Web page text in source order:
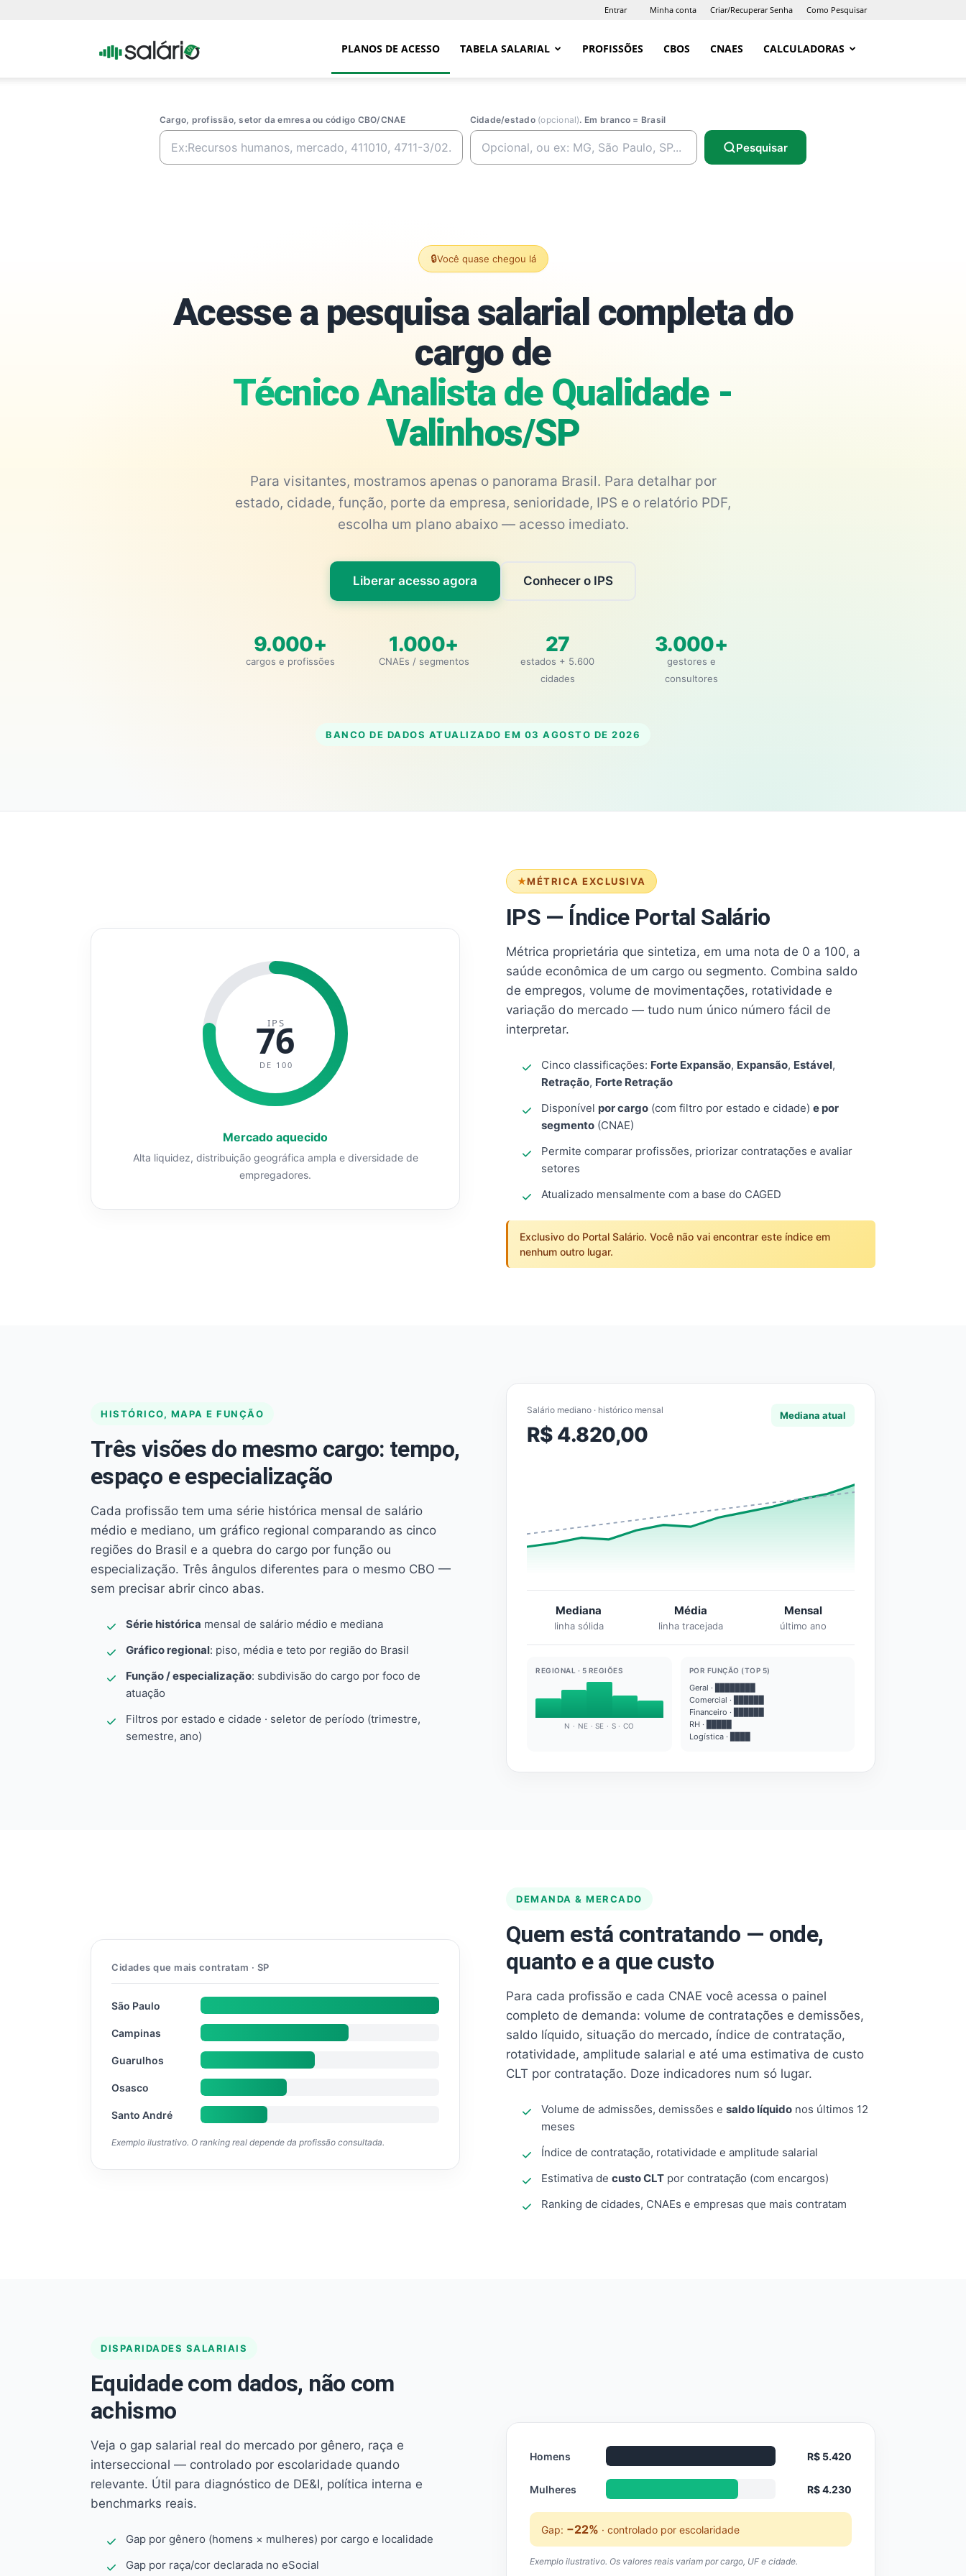
Entrar Minha conta Criar/Recuperar Senha Como Pesquisar
Portal PLANOS DE ACESSO TABELA SALARIAL PROFISSÕES CBOS CNAES CALCULADORAS
Cargo, profissão, setor da emresa ou código CBO/CNAE Cidade/estado (opcional). Em branco = Brasil
Pesquisar
🔒Você quase chegou lá
Acesse a pesquisa salarial completa do
cargo de
Técnico Analista de Qualidade -
Valinhos/SP
Para visitantes, mostramos apenas o panorama Brasil. Para detalhar por
estado, cidade, função, porte da empresa, senioridade, IPS e o relatório PDF,
escolha um plano abaixo — acesso imediato.
Liberar acesso agora Conhecer o IPS
9.000+
cargos e profissões
1.000+
CNAEs / segmentos
27
estados + 5.600
cidades
3.000+
gestores e
consultores
BANCO DE DADOS ATUALIZADO EM 03 AGOSTO DE 2026
MÉTRICA EXCLUSIVA
IPS — Índice Portal Salário
Métrica proprietária que sintetiza, em uma nota de 0 a 100, a
saúde econômica de um cargo ou segmento. Combina saldo
de empregos, volume de movimentações, rotatividade e
variação do mercado — tudo num único número fácil de
interpretar.
Cinco classificações: Forte Expansão, Expansão, Estável,
Retração, Forte Retração
Disponível por cargo (com filtro por estado e cidade) e por
segmento (CNAE)
Permite comparar profissões, priorizar contratações e avaliar
setores
Atualizado mensalmente com a base do CAGED
Exclusivo do Portal Salário. Você não vai encontrar este índice em
nenhum outro lugar.
IPS
76
DE 100
Mercado aquecido
Alta liquidez, distribuição geográfica ampla e diversidade de
empregadores.
HISTÓRICO, MAPA E FUNÇÃO
Três visões do mesmo cargo: tempo,
espaço e especialização
Cada profissão tem uma série histórica mensal de salário
médio e mediano, um gráfico regional comparando as cinco
regiões do Brasil e a quebra do cargo por função ou
especialização. Três ângulos diferentes para o mesmo CBO —
sem precisar abrir cinco abas.
Série histórica mensal de salário médio e mediana
Gráfico regional: piso, média e teto por região do Brasil
Função / especialização: subdivisão do cargo por foco de
atuação
Filtros por estado e cidade · seletor de período (trimestre,
semestre, ano)
Salário mediano · histórico mensal
R$ 4.820,00
Mediana atual
Mediana
linha sólida
Média
linha tracejada
Mensal
último ano
REGIONAL · 5 REGIÕES
N · NE · SE · S · CO
POR FUNÇÃO (TOP 5)
Geral · ████████
Comercial · ██████
Financeiro · ██████
RH · █████
Logística · ████
DEMANDA & MERCADO
Quem está contratando — onde,
quanto e a que custo
Para cada profissão e cada CNAE você acessa o painel
completo de demanda: volume de contratações e demissões,
saldo líquido, situação do mercado, índice de contratação,
rotatividade, amplitude salarial e até uma estimativa de custo
CLT por contratação. Doze indicadores num só lugar.
Volume de admissões, demissões e saldo líquido nos últimos 12
meses
Índice de contratação, rotatividade e amplitude salarial
Estimativa de custo CLT por contratação (com encargos)
Ranking de cidades, CNAEs e empresas que mais contratam
Cidades que mais contratam · SP
São Paulo
Campinas
Guarulhos
Osasco
Santo André
Exemplo ilustrativo. O ranking real depende da profissão consultada.
DISPARIDADES SALARIAIS
Equidade com dados, não com
achismo
Veja o gap salarial real do mercado por gênero, raça e
interseccional — controlado por escolaridade quando
relevante. Útil para diagnóstico de DE&I, política interna e
benchmarks reais.
Gap por gênero (homens × mulheres) por cargo e localidade
Gap por raça/cor declarada no eSocial
Homens R$ 5.420
Mulheres R$ 4.230
Gap: −22% · controlado por escolaridade
Exemplo ilustrativo. Os valores reais variam por cargo, UF e cidade.